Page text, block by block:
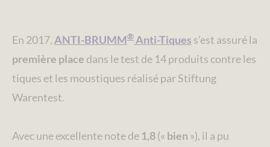
En 2017,ANTI-BRUMM®Anti-Tiques s’est assuré la
première place dans le test de 14 produits contre les
tiques et les moustiques réalisé par Stiftung
Warentest.
Avec une excellente note de 1,8(« bien »), il a pu